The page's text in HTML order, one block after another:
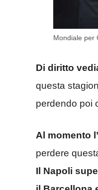
Mondiale per
Di diritto
questa
perdendo poi
Al momento
perdere
Il Napoli